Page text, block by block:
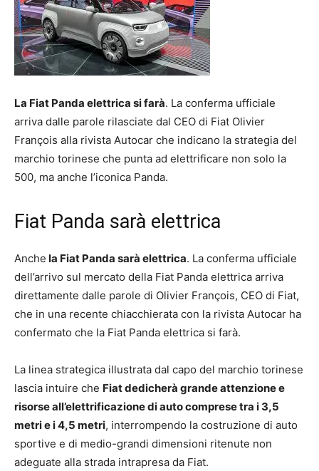
La Fiat Panda elettrica si farà. La conferma ufficiale
arriva dalle parole rilasciate dal CEO di Fiat Olivier
François alla rivista Autocar che indicano la strategia del
marchio torinese che punta ad elettrificare non solo la
500, ma anche l’iconica Panda.
Fiat Panda sarà elettrica
Anche la Fiat Panda sarà elettrica. La conferma ufficiale
dell’arrivo sul mercato della Fiat Panda elettrica arriva
direttamente dalle parole di Olivier François, CEO di Fiat,
che in una recente chiacchierata con la rivista Autocar ha
confermato che la Fiat Panda elettrica si farà.
La linea strategica illustrata dal capo del marchio torinese
lascia intuire che Fiat dedicherà grande attenzione e
risorse all’elettrificazione di auto comprese tra i 3,5
metri e i 4,5 metri, interrompendo la costruzione di auto
sportive e di medio-grandi dimensioni ritenute non
adeguate alla strada intrapresa da Fiat.